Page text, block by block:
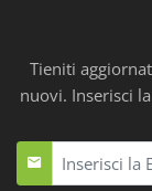
Tieniti
nuovi. Inserisci